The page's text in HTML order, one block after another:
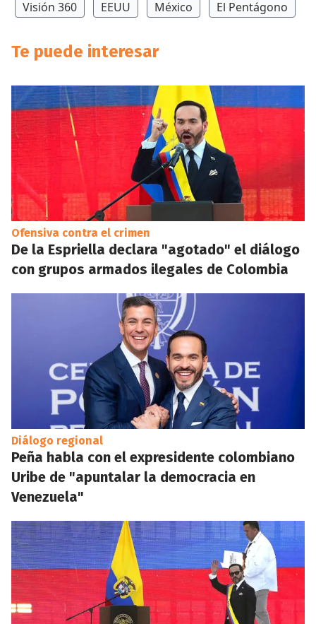
Visión 360 EEUU México El Pentágono
Te puede interesar
Ofensiva contra el crimen
De la Espriella declara "agotado" el diálogo
con grupos armados ilegales de Colombia
Diálogo regional
Peña habla con el expresidente colombiano
Uribe de "apuntalar la democracia en
Venezuela"